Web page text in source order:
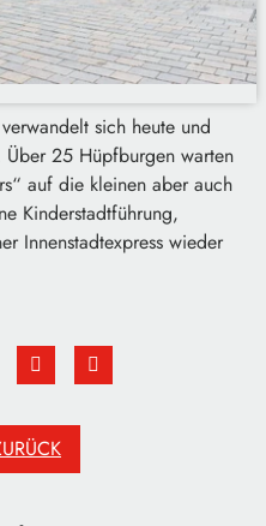
sich heute und
25 Hüpfburgen warten
auf die kleinen aber auch
Kinderstadtführung,
Innenstadtexpress wieder